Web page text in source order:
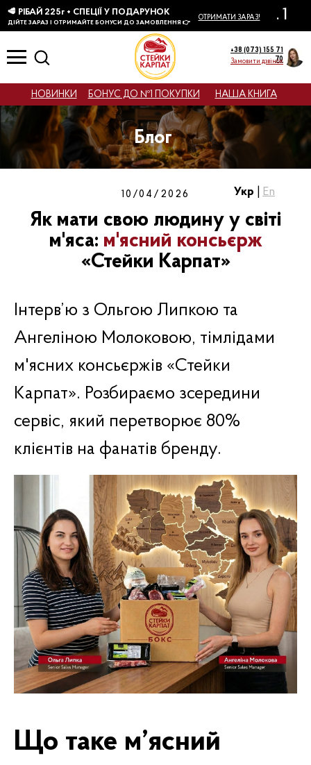
+38 (073) 155 71
70
Замовити дзвінок
Блог
НОВИНКИ БОНУС ДО №1 ПОКУПКИ НАША КНИГА
Укр En
10/04/2026
Як мати свою людину у світі
м'яса: м'ясний консьєрж
«Стейки Карпат»
Інтерв’ю з Ольгою Липкою та
Ангеліною Молоковою, тімлідами
м'ясних консьєржів «Стейки
Карпат». Розбираємо зсередини
сервіс, який перетворює 80%
клієнтів на фанатів бренду.
Що таке м’ясний